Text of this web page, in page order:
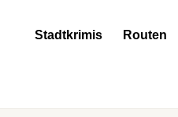
Stadtkrimis Routen